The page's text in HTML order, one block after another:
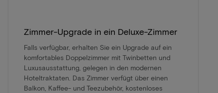
Zimmer-Upgrade in ein Deluxe-Zimmer
Falls verfügbar, erhalten Sie ein Upgrade auf ein
komfortables Doppelzimmer mit Twinbetten und
Luxusausstattung, gelegen in den modernen
Hoteltraktaten. Das Zimmer verfügt über einen
Balkon, Kaffee- und Teezubehör, kostenloses